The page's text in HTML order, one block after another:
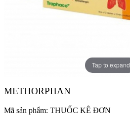
Tap to expand
METHORPHAN
Mã sản phẩm: THUỐC KÊ ĐƠN